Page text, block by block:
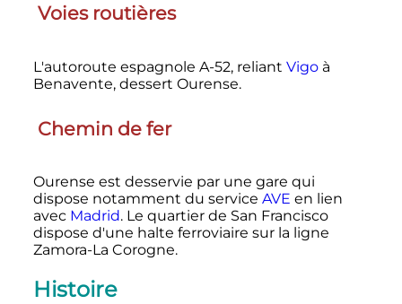
Voies routières
L'autoroute espagnole A-52, reliant Vigoà
Benavente, dessert Ourense.
Chemin de fer
Ourense est desservie par une gare qui
dispose notamment du service AVE en lien
avec Madrid. Le quartier de San Francisco
dispose d'une halte ferroviaire sur la ligne
Zamora-La Corogne.
Histoire